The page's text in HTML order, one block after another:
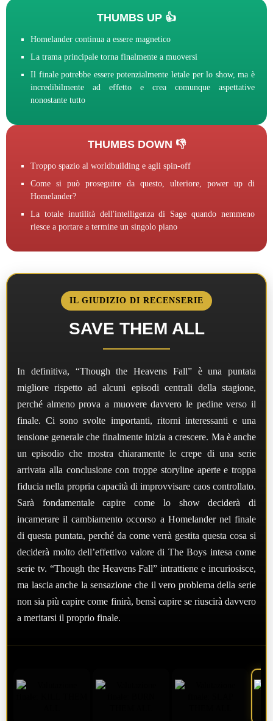
THUMBS UP 👍
Homelander continua a essere magnetico
La trama principale torna finalmente a muoversi
Il finale potrebbe essere potenzialmente letale per lo show, ma è
incredibilmente ad effetto e crea comunque aspettative
nonostante tutto
THUMBS DOWN 👎
Troppo spazio al worldbuilding e agli spin-off
Come si può proseguire da questo, ulteriore, power up di
Homelander?
La totale inutilità dell'intelligenza di Sage quando nemmeno
riesce a portare a termine un singolo piano
IL GIUDIZIO DI RECENSERIE
SAVE THEM ALL
In definitiva, “Though the Heavens Fall” è una puntata
migliore rispetto ad alcuni episodi centrali della stagione,
perché almeno prova a muovere davvero le pedine verso il
finale. Ci sono svolte importanti, ritorni interessanti e una
tensione generale che finalmente inizia a crescere. Ma è anche
un episodio che mostra chiaramente le crepe di una serie
arrivata alla conclusione con troppe storyline aperte e troppa
fiducia nella propria capacità di improvvisare caos controllato.
Sarà fondamentale capire come lo show deciderà di
incamerare il cambiamento occorso a Homelander nel finale
di questa puntata, perché da come verrà gestita questa cosa si
deciderà molto dell’effettivo valore di The Boys intesa come
serie tv. “Though the Heavens Fall” intrattiene e incuriosisce,
ma lascia anche la sensazione che il vero problema della serie
non sia più capire come finirà, bensì capire se riuscirà davvero
a meritarsi il proprio finale.